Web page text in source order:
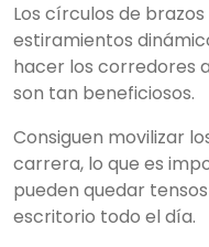
Los círculos de
estiramientos
hacer los corredores
son tan beneficiosos.
Consiguen movilizar
carrera, lo que es
pueden quedar
escritorio todo el día.